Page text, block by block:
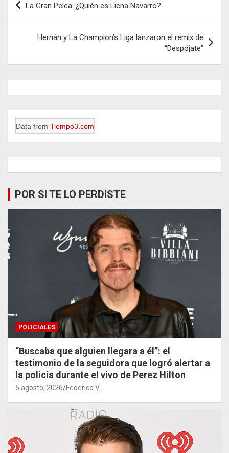
La Gran Pelea: ¿Quién es Licha Navarro?
Hernán y La Champion’s Liga lanzaron el remix de
“Despójate”
Data from Tiempo3.com
POR SI TE LO PERDISTE
POLICIALES
“Buscaba que alguien llegara a él”: el
testimonio de la seguidora que logró alertar a
la policía durante el vivo de Perez Hilton
5 agosto, 2026 Federico V.